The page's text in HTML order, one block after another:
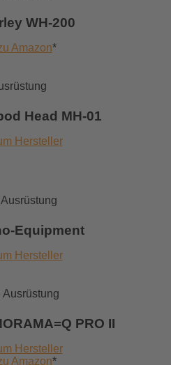
WH-200
Amazon*
Head MH-01
Hersteller
Equipment
Hersteller
PRO II
Hersteller
Amazon*